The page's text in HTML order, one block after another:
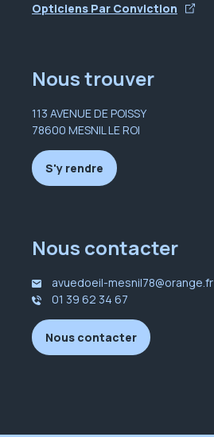
Opticiens Par Conviction
Nous trouver
113 AVENUE DE POISSY
78600 MESNIL LE ROI
S'y rendre
Nous contacter
avuedoeil-mesnil78@orange.fr
01 39 62 34 67
Nous contacter